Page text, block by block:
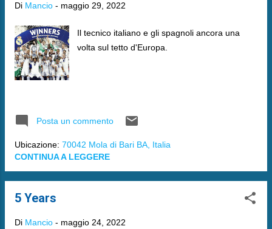
Di Mancio - maggio 29, 2022
Il tecnico italiano e gli spagnoli ancora una
volta sul tetto d'Europa.
Posta un commento
Ubicazione: 70042 Mola di Bari BA, Italia
CONTINUA A LEGGERE
5 Years
Di Mancio - maggio 24, 2022